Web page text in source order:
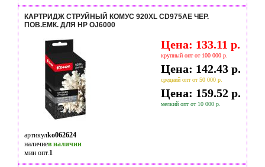
КАРТРИДЖ СТРУЙНЫЙ КОМУС 920XL CD975AE ЧЕР.
ПОВ.ЕМК. ДЛЯ HP OJ6000
Цена: 133.11 р.
крупный опт от 100 000 р.
Цена: 142.43 р.
средний опт от 50 000 р.
Цена: 159.52 р.
мелкий опт от 10 000 р.
артикулko062624
наличиев наличии
мин опт.1